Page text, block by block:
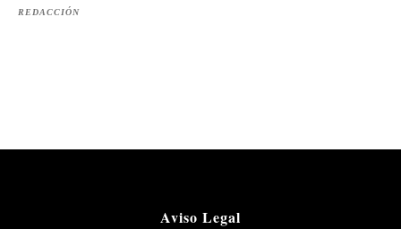
REDACCIÓN
Aviso Legal